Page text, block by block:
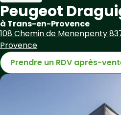
Peugeot
à Trans-en-Provence
108 Chemin de Menenpenty
Provence
Prendre un RDV après-